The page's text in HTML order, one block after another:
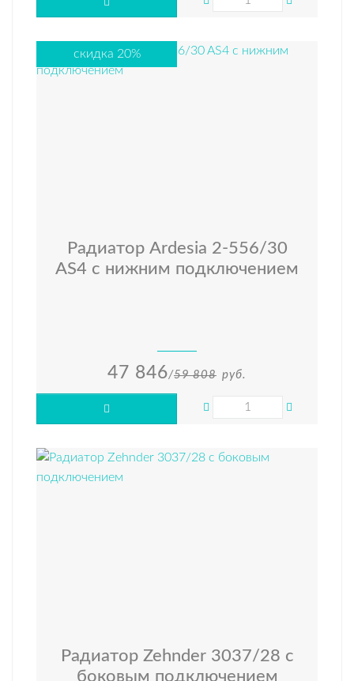
скидка 20%
Радиатор Ardesia 2-556/30
AS4 с нижним подключением
47 846/59 808 руб.
Радиатор Zehnder 3037/28 с
боковым подключением